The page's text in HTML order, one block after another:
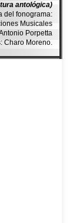
antológica)
fonograma:
Musicales
Porpetta
Charo Moreno.